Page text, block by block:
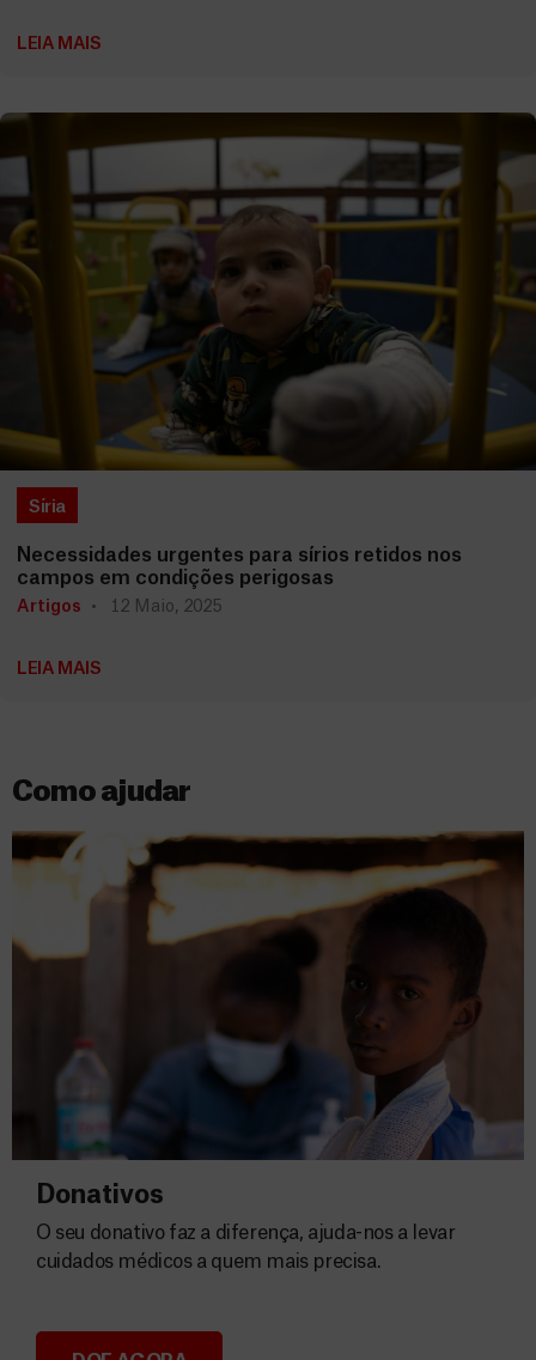
LEIA MAIS
Síria
Necessidades urgentes para sírios retidos nos
campos em condições perigosas
Artigos 12 Maio, 2025
LEIA MAIS
Como ajudar
Donativos
O seu donativo faz a diferença, ajuda-nos a levar
cuidados médicos a quem mais precisa.